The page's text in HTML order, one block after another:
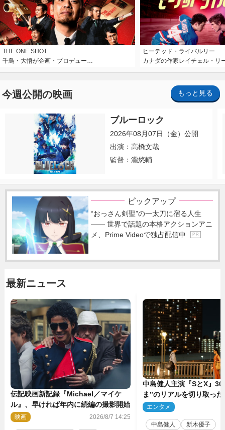
THE ONE SHOT
千鳥・大悟が企画・プロデュー…
ヒーテッド・ライバルリー
カナダの作家レイチェル・リ
今週公開の映画 もっと見る
ブルーロック
2026年08月07日（金）公開
出演：高橋文哉
監督：瀧悠輔
ピックアップ
“おっさん剣聖”の一太刀に宿る人生
―― 世界で話題の本格アクションアニ
メ、Prime Videoで独占配信中
P R
最新ニュース
伝記映画新記録『Michael／マイケ
ル』、早ければ年内に続編の撮影開始
映画 2026/8/7 14:25
中島健人主演『SとX』30
ま”のリアルを切り取っ
5点解禁
エンタメ
中島健人 新木優子